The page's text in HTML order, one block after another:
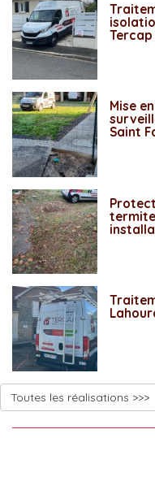
Tercap
Mise
Saint
Toutes les réalisations >>>